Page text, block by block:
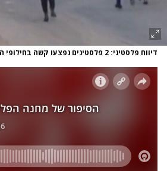
דיווח פלסטיני: 2 פלסטינים נפצעו קשה בחילופי האש